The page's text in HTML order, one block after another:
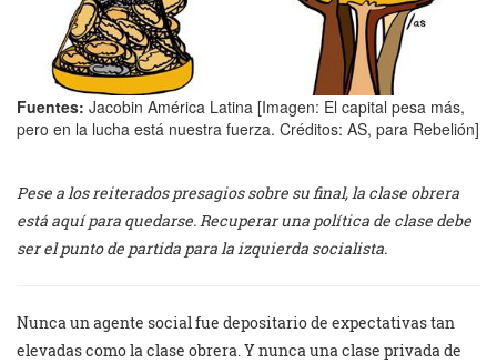
Fuentes: Jacobin América Latina [Imagen: El capital pesa más,
pero en la lucha está nuestra fuerza. Créditos: AS, para Rebelión]
Pese a los reiterados presagios sobre su final, la clase obrera
está aquí para quedarse. Recuperar una política de clase debe
ser el punto de partida para la izquierda socialista.
Nunca un agente social fue depositario de expectativas tan
elevadas como la clase obrera. Y nunca una clase privada de